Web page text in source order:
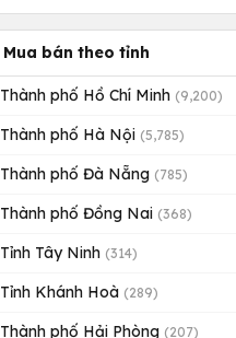
Mua bán theo tỉnh
Thành phố Hồ Chí Minh (9,200)
Thành phố Hà Nội (5,785)
Thành phố Đà Nẵng (785)
Thành phố Đồng Nai (368)
Tỉnh Tây Ninh (314)
Tỉnh Khánh Hoà (289)
Thành phố Hải Phòng (207)